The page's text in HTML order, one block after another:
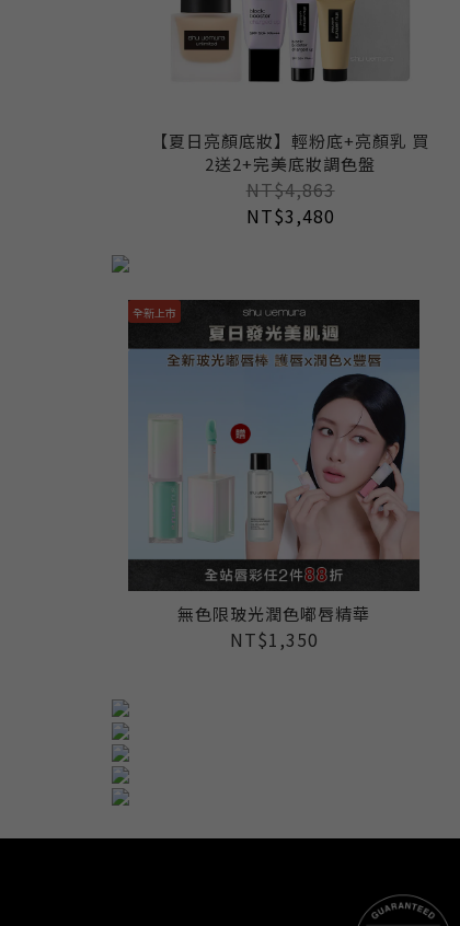
【夏日亮顏底妝】輕粉底+亮顏乳 買
2送2+完美底妝調色盤
NT$4,863
NT$3,480
全新上市
無色限玻光潤色嘟唇精華
NT$1,350